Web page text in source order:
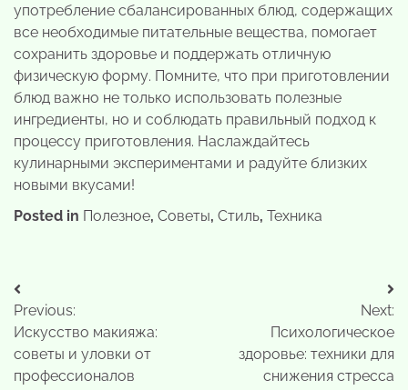
употребление сбалансированных блюд, содержащих
все необходимые питательные вещества, помогает
сохранить здоровье и поддержать отличную
физическую форму. Помните, что при приготовлении
блюд важно не только использовать полезные
ингредиенты, но и соблюдать правильный подход к
процессу приготовления. Наслаждайтесь
кулинарными экспериментами и радуйте близких
новыми вкусами!
Posted in Полезное, Советы, Стиль, Техника
Навигация
по
записям
Previous:
Искусство макияжа:
советы и уловки от
профессионалов
Next:
Психологическое
здоровье: техники для
снижения стресса